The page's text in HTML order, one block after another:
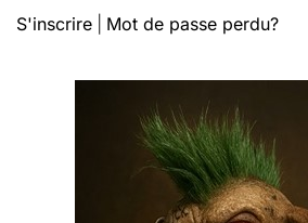
S'inscrire Mot de passe perdu?